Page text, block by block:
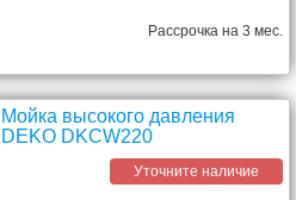
Рассрочка на 3 мес.
Мойка высокого давления
DEKO DKCW220
Уточните наличие